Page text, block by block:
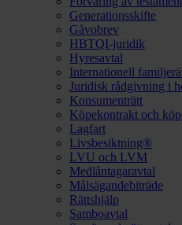
Generationsskifte
Gåvobrev
HBTQI-juridik
Hyresavtal
Internationell
Juridisk rådgivning i
Konsumenträtt
Köpekontrakt och
Lagfart
Livsbesiktning®
LVU och LVM
Medlåntagaravtal
Målsägandebiträde
Rättshjälp
Samboavtal